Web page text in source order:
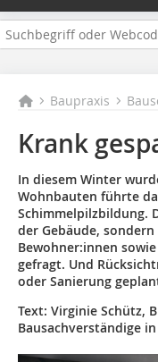
Baupraxis
Krank
In diesem Winter
Wohnbauten führte
Schimmelpilzbildung.
der Gebäude,
Bewohner:innen
gefragt. Und
oder Sanierung
Text: Virginie Schütz,
Bausachverständige